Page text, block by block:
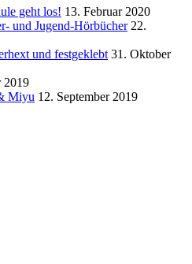
geht los! 13. Februar 2020
und Jugend-Hörbücher 22.
und festgeklebt 31. Oktober
2019
Miyu 12. September 2019